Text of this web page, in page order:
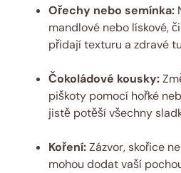
Ořechy nebo semínka:
mandlové nebo lískové,
přidají texturu a zdravé
Čokoládové kousky:
piškoty pomocí hořké
jistě potěší všechny
Koření:Zázvor, skořice
mohou dodat vaší